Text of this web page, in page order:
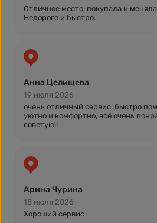
Отличное место, покупала и
Недорого и быстро.
Анна Целищева
19 июля 2026
очень отличный сервис, быстро
уютно и комфортно, всё очень
советую!!
Арина Чурина
18 июля 2026
Хороший сервис